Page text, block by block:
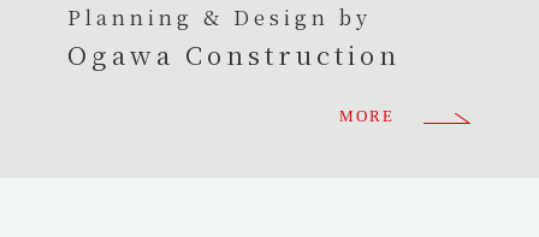
Planning & Design by
Ogawa Construction
MORE